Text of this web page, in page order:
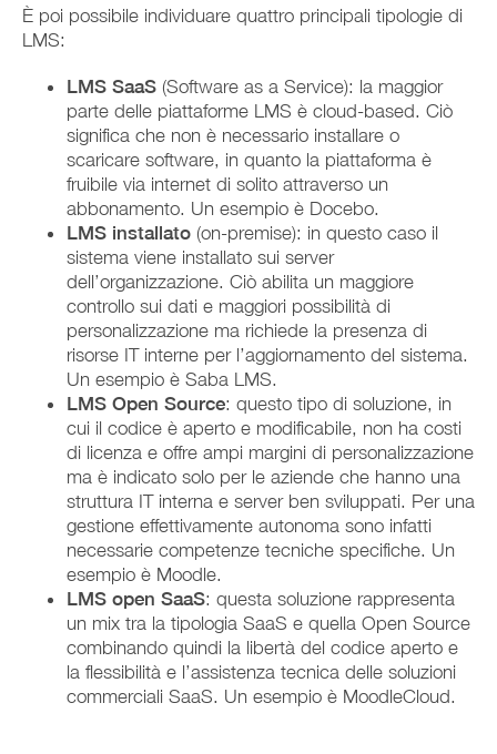
È poi possibile individuare quattro principali tipologie di
LMS:
LMS SaaS (Software as a Service): la maggior
parte delle piattaforme LMS è cloud-based. Ciò
significa che non è necessario installare o
scaricare software, in quanto la piattaforma è
fruibile via internet di solito attraverso un
abbonamento. Un esempio è Docebo.
LMS installato (on-premise): in questo caso il
sistema viene installato sui server
dell’organizzazione. Ciò abilita un maggiore
controllo sui dati e maggiori possibilità di
personalizzazione ma richiede la presenza di
risorse IT interne per l’aggiornamento del sistema.
Un esempio è Saba LMS.
LMS Open Source: questo tipo di soluzione, in
cui il codice è aperto e modificabile, non ha costi
di licenza e offre ampi margini di personalizzazione
ma è indicato solo per le aziende che hanno una
struttura IT interna e server ben sviluppati. Per una
gestione effettivamente autonoma sono infatti
necessarie competenze tecniche specifiche. Un
esempio è Moodle.
LMS open SaaS: questa soluzione rappresenta
un mix tra la tipologia SaaS e quella Open Source
combinando quindi la libertà del codice aperto e
la flessibilità e l’assistenza tecnica delle soluzioni
commerciali SaaS. Un esempio è MoodleCloud.